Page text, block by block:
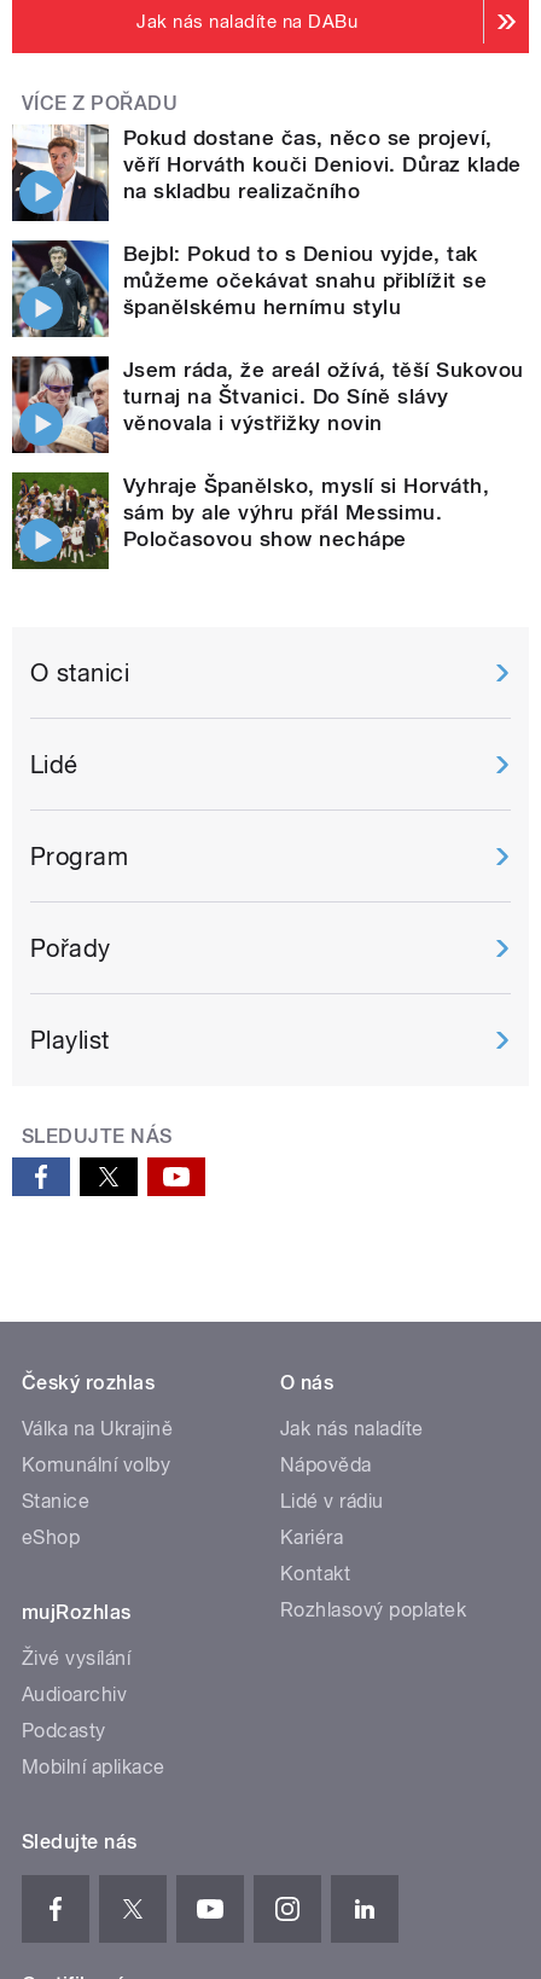
Jak nás naladíte na DABu
VÍCE Z POŘADU
Pokud dostane čas, něco se projeví,
věří Horváth kouči Deniovi. Důraz klade
na skladbu realizačního
Bejbl: Pokud to s Deniou vyjde, tak
můžeme očekávat snahu přiblížit se
španělskému hernímu stylu
Jsem ráda, že areál ožívá, těší Sukovou
turnaj na Štvanici. Do Síně slávy
věnovala i výstřižky novin
Vyhraje Španělsko, myslí si Horváth,
sám by ale výhru přál Messimu.
Poločasovou show nechápe
O stanici
Lidé
Program
Pořady
Playlist
SLEDUJTE NÁS
Český rozhlas
Válka na Ukrajině
Komunální volby
Stanice
eShop
mujRozhlas
Živé vysílání
Audioarchiv
Podcasty
Mobilní aplikace
O nás
Jak nás naladíte
Nápověda
Lidé v rádiu
Kariéra
Kontakt
Rozhlasový poplatek
Sledujte nás